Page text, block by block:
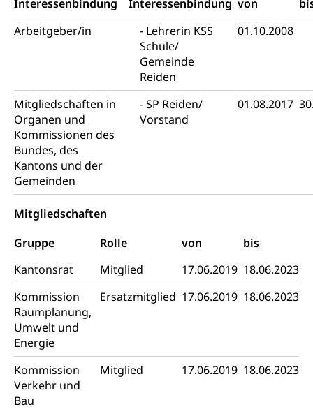
Interessenbindung
Interessenbindung von
Arbeitgeber/in
Lehrerin KSS
Schule/
Gemeinde
Reiden
01.10.2008
Mitgliedschaften in
Organen und
Kommissionen des
Bundes, des
Kantons und der
Gemeinden
SP Reiden/
Vorstand
01.08.2017
Mitgliedschaften
Gruppe
Rolle von
bis
Kantonsrat
Mitglied 17.06.2019 18.06.2023
Kommission
Raumplanung,
Umwelt und
Energie
Ersatzmitglied 17.06.2019 18.06.2023
Kommission
Verkehr und
Bau
Mitglied 17.06.2019 18.06.2023
Invalidenversicherung (WAS Luzern)
Soziale Sicherheit
Sucht
Gesundheitsversorgung
AHV / IV
Altersrente, Invalidenrente, Witwenrente,
Sozialversicherung, Vorsorgeeinrichtung,
Pensionskasse, erste Säule, zweite Säule, dritte
Säule, Hilflosenentschädigung,
Ergänzungsleistungen, Altersvorsorge,
Todesfallversicherung
Hilfslosenentschädigung (WAS Luzern)
AHV-Hinterlassenenrente (WAS Luzern)
AHV-Beiträge (WAS Luzern)
Informationsstelle AHV/IV
Ergänzungsleistungen (EL) (WAS Luzern)
AHV-Altersrente (WAS Luzern)
IV-Leistungen (WAS Luzern)
Behinderung
Körperbehinderung, körperliche Behinderung,
geistige Behinderung, psychische Behinderung,
Erwerbsunfähigkeit, Behinderte
Menschen mit Behinderungen
Archive und Bibliotheken
Bücher, Bundesarchiv, Landesbibliothek
Zentral- und Hochschulbibliothek
Kulturelle Einrichtungen
Museen, Theater, Bibliotheken
Kulturförderung